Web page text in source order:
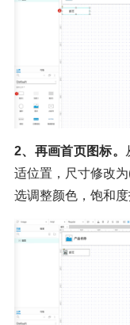
2、再画首页图标。
适位置，尺寸修改
选调整颜色，饱和度